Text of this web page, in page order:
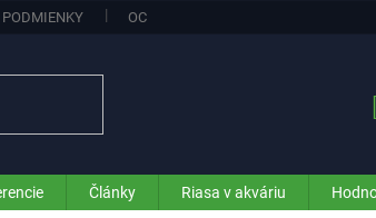
OCHRANA OSOBNÝCH ÚDAJOV
Články Riasa v akváriu